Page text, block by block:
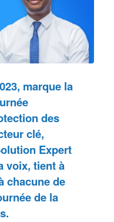
marque la
des
clé,
Expert
voix, tient à
chacune de
de la